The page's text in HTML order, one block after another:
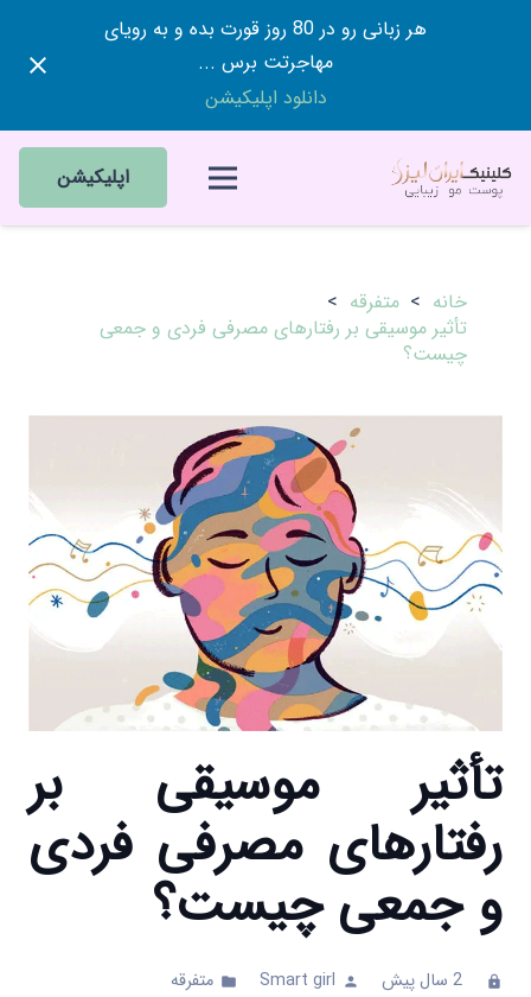
هر زبانی رو در 80 روز قورت بده و به رویای
مهاجرتت برس ...
دانلود اپلیکیشن
اپلیکیشن
خانه > متفرقه >
تأثیر موسیقی بر رفتارهای مصرفی فردی و جمعی
چیست؟
تأثیر موسیقی بر
رفتارهای مصرفی فردی
و جمعی چیست؟
clock 2 سال پیش person
Smart girl
folder متفرقه